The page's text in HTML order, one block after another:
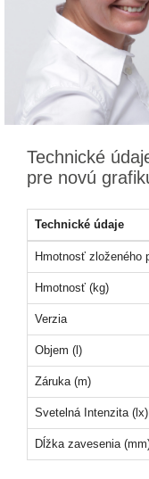
Technické
pre novú
Technické údaje
Hmotnosť zloženého
Hmotnosť (kg)
Verzia
Objem (l)
Záruka (m)
Svetelná Intenzita (lx)
Dĺžka zavesenia